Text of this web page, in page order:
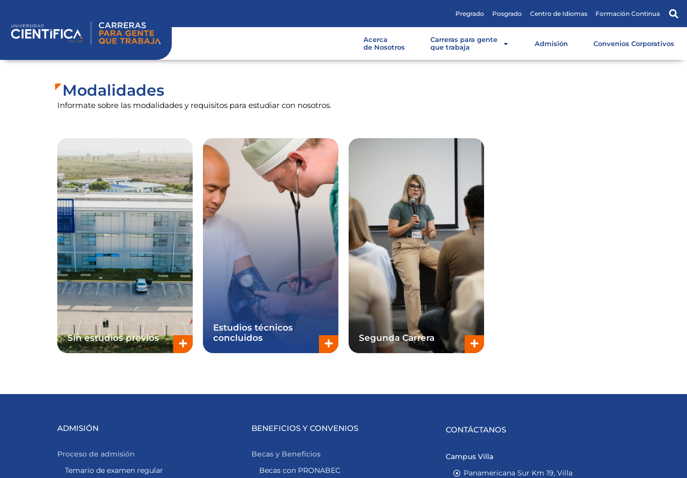
contenido
Pregrado Posgrado Centro de Idiomas Formación Continua
Acerca
de Nosotros
Carreras para gente
que trabaja
Admisión Convenios Corporativos
Modalidades
Informate sobre las modalidades y requisitos para estudiar con nosotros.
Sin estudios previos
Estudios técnicos
concluidos
Segunda Carrera
ADMISIÓN
Proceso de admisión
Temario de examen regular
BENEFICIOS Y CONVENIOS
Becas y Beneficios
Becas con PRONABEC
CONTÁCTANOS
Campus Villa
Panamericana Sur Km 19, Villa